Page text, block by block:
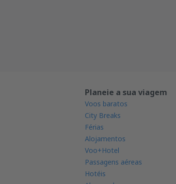
Planeie a sua viagem
Voos baratos
City Breaks
Férias
Alojamentos
Voo+Hotel
Passagens aéreas
Hotéis